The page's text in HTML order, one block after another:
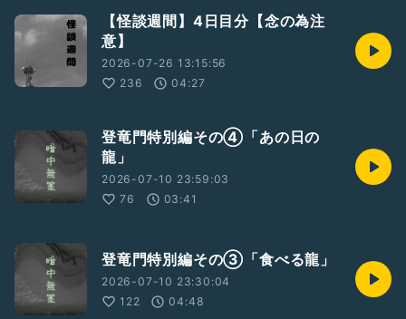
【怪談週間】4日目分【念の為注
意】
2026-07-26 13:15:56
236
04:27
登竜門特別編その④「あの日の
龍」
2026-07-10 23:59:03
76
03:41
登竜門特別編その③「食べる龍」
2026-07-10 23:30:04
122
04:48